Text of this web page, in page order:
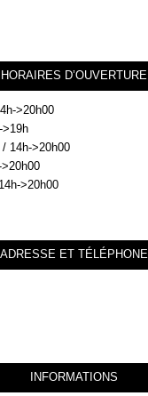
HORAIRES D’OUVERTURE
>20h00
>19h
14h->20h00
>20h00
ADRESSE ET TÉLÉPHONE
INFORMATIONS